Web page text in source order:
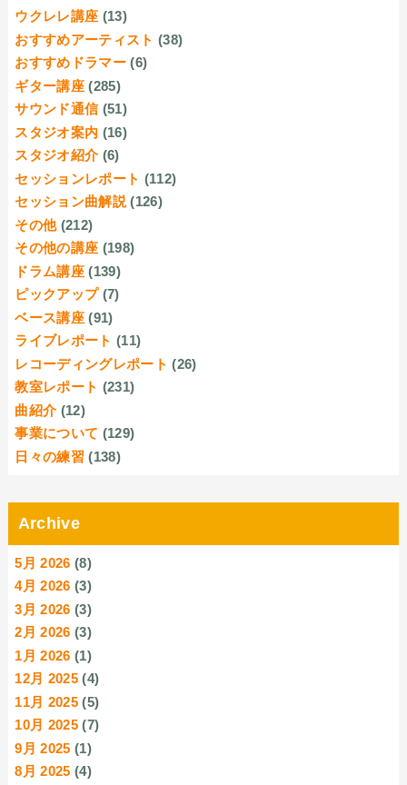
ウクレレ講座 (13)
おすすめアーティスト (38)
おすすめドラマー (6)
ギター講座 (285)
サウンド通信 (51)
スタジオ案内 (16)
スタジオ紹介 (6)
セッションレポート (112)
セッション曲解説 (126)
その他 (212)
その他の講座 (198)
ドラム講座 (139)
ピックアップ (7)
ベース講座 (91)
ライブレポート (11)
レコーディングレポート (26)
教室レポート (231)
曲紹介 (12)
事業について (129)
日々の練習 (138)
Archive
5月 2026 (8)
4月 2026 (3)
3月 2026 (3)
2月 2026 (3)
1月 2026 (1)
12月 2025 (4)
11月 2025 (5)
10月 2025 (7)
9月 2025 (1)
8月 2025 (4)